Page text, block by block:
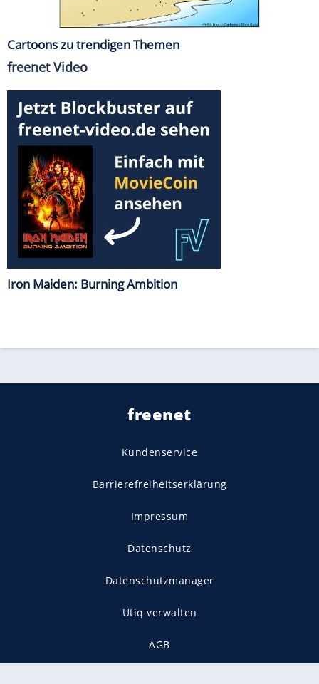
Cartoons zu trendigen Themen
freenet Video
Iron Maiden: Burning Ambition
freenet
Kundenservice
Barrierefreiheitserklärung
Impressum
Datenschutz
Datenschutzmanager
Utiq verwalten
AGB